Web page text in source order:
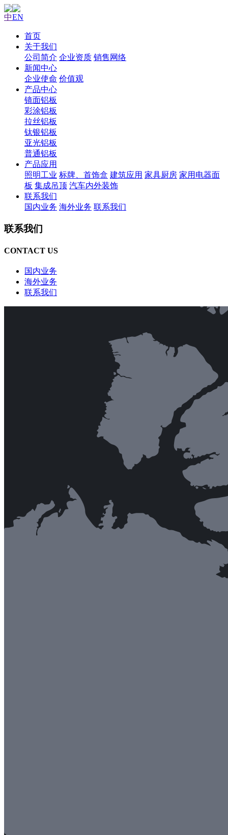
中EN
首页
关于我们
公司简介 企业资质 销售网络
新闻中心
企业使命 价值观
产品中心
镜面铝板
彩涂铝板
拉丝铝板
钛银铝板
亚光铝板
普通铝板
产品应用
照明工业 标牌、首饰盒 建筑应用 家具厨房 家用电器面
板 集成吊顶 汽车内外装饰
联系我们
国内业务 海外业务 联系我们
联系我们
CONTACT US
国内业务
海外业务
联系我们